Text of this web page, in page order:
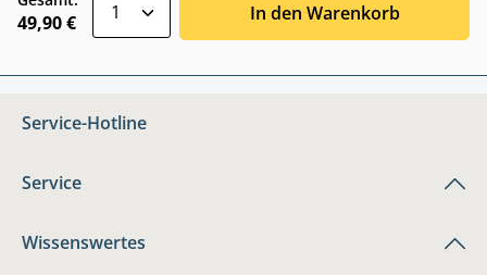
49,90 € In den Warenkorb
Service-Hotline
Service
Wissenswertes